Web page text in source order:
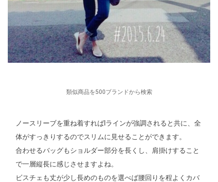
類似商品を500ブランドから検索
ノースリーブを重ね着すればIラインが強調されると共に、全
体がすっきりするのでスリムに見せることができます。
合わせるバッグもショルダー部分を長くし、肩掛けすること
で一層縦長に感じさせますよね。
ビスチェも丈が少し長めのものを選べば腰回りを程よくカバ